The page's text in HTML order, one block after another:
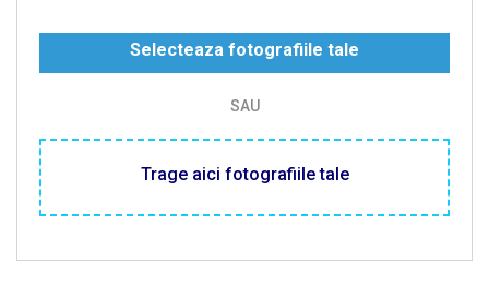
Selecteaza fotografiile tale
SAU
Trage aici fotografiile tale